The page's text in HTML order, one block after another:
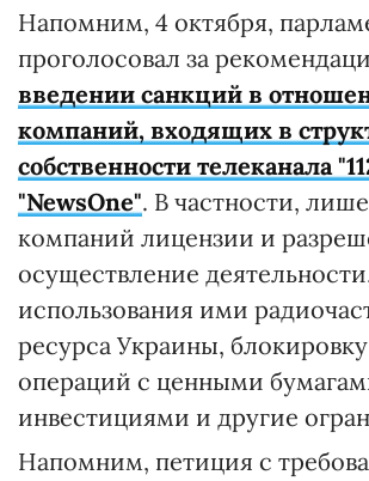
Напомним, 4 октября,
проголосовал за
введении санкций в
компаний, входящих в
собственности телеканала
"NewsOne". В частности,
компаний лицензии и
осуществление
использования ими
ресурса Украины,
операций с ценными
инвестициями и другие
Напомним, петиция с